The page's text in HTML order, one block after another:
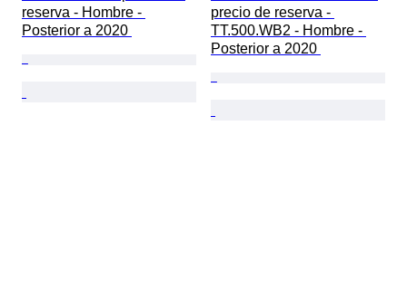
reserva - Hombre -
Posterior a 2020
precio de reserva -
TT.500.WB2 - Hombre -
Posterior a 2020